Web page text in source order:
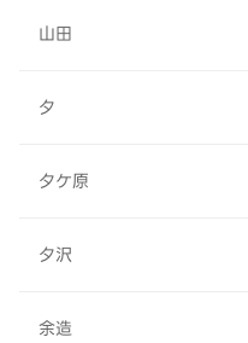
山田
夕
夕ケ原
夕沢
余造